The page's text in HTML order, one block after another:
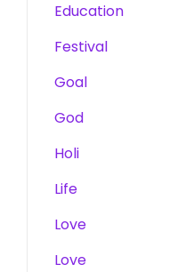
Education
Festival
Goal
God
Holi
Life
Love
Love